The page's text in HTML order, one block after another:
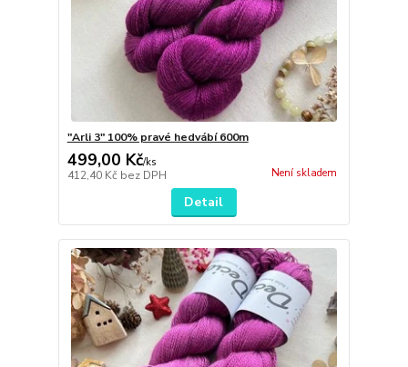
"Arli 3" 100% pravé hedvábí 600m
499,00 Kč/ks
412,40 Kč bez DPH Není skladem
Detail